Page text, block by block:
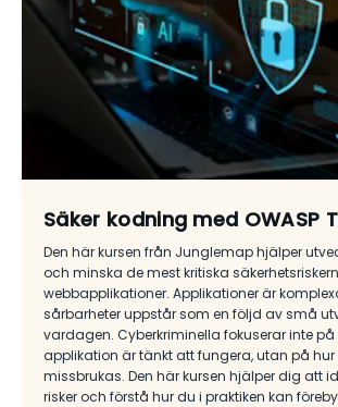
Säker kodning med OWASP
Den här kursen från Junglemap hjälper
och minska de mest kritiska
webbapplikationer. Applikationer är
sårbarheter uppstår som en följd av små
vardagen. Cyberkriminella fokuserar inte på
applikation är tänkt att fungera, utan på hur
missbrukas. Den här kursen hjälper dig att
risker och förstå hur du i praktiken kan